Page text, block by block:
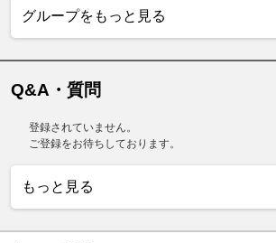
グループをもっと見る
Q&A・質問
登録されていません。
ご登録をお待ちしております。
もっと見る